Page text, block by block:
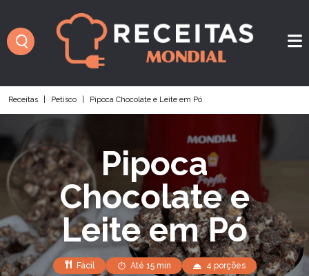
Receitas Petisco Pipoca Chocolate e Leite em Pó
Pipoca
Chocolate e
Leite em Pó
Fácil Até 15 min 4 porções